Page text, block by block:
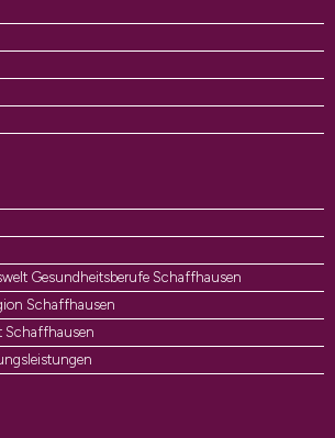
Gesundheitsberufe Schaffhausen
Schaffhausen
Schaffhausen